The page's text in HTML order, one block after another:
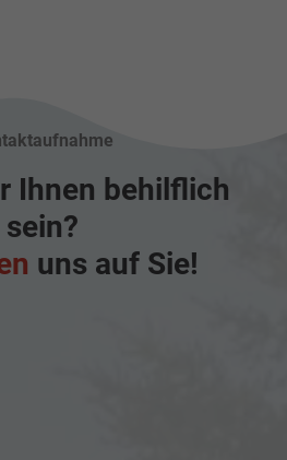
Ihnen behilflich
sein?
uns auf Sie!